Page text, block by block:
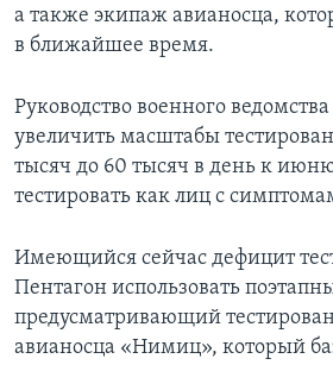
а также экипаж авианосца,
в ближайшее время.
Руководство военного
увеличить масштабы
тысяч до 60 тысяч в день к
тестировать как лиц с
Имеющийся сейчас дефицит
Пентагон использовать
предусматривающий
авианосца «Нимиц», который